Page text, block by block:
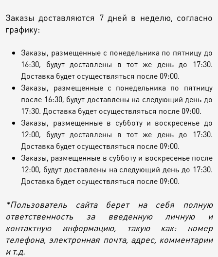
Заказы доставляются 7 дней в неделю, согласно
графику:
Заказы, размещенные с понедельника по пятницу до
16:30, будут доставлены в тот же день до 17:30.
Доставка будет осуществляться после 09:00.
Заказы, размещенные с понедельника по пятницу
после 16:30, будут доставлены на следующий день до
17:30. Доставка будет осуществляться после 09:00.
Заказы, размещенные в субботу и воскресенье до
12:00, будут доставлены в тот же день до 17:30.
Доставка будет осуществляться после 09:00.
Заказы, размещенные в субботу и воскресенье после
12:00, будут доставлены на следующий день до 17:30.
Доставка будет осуществляться после 09:00.
*Пользователь сайта берет на себя полную
ответственность за введенную личную и
контактную информацию, такую как: номер
телефона, электронная почта, адрес, комментарии
и т.д.